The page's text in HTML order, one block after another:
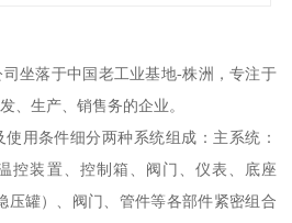
坐落于中国老工业基地-株洲，专注于
、生产、销售务的企业。
用条件细分两种系统组成：主系统：
控装置、控制箱、阀门、仪表、底座
压罐）、阀门、管件等各部件紧密组合